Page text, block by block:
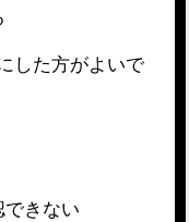
した方がよいで
きない